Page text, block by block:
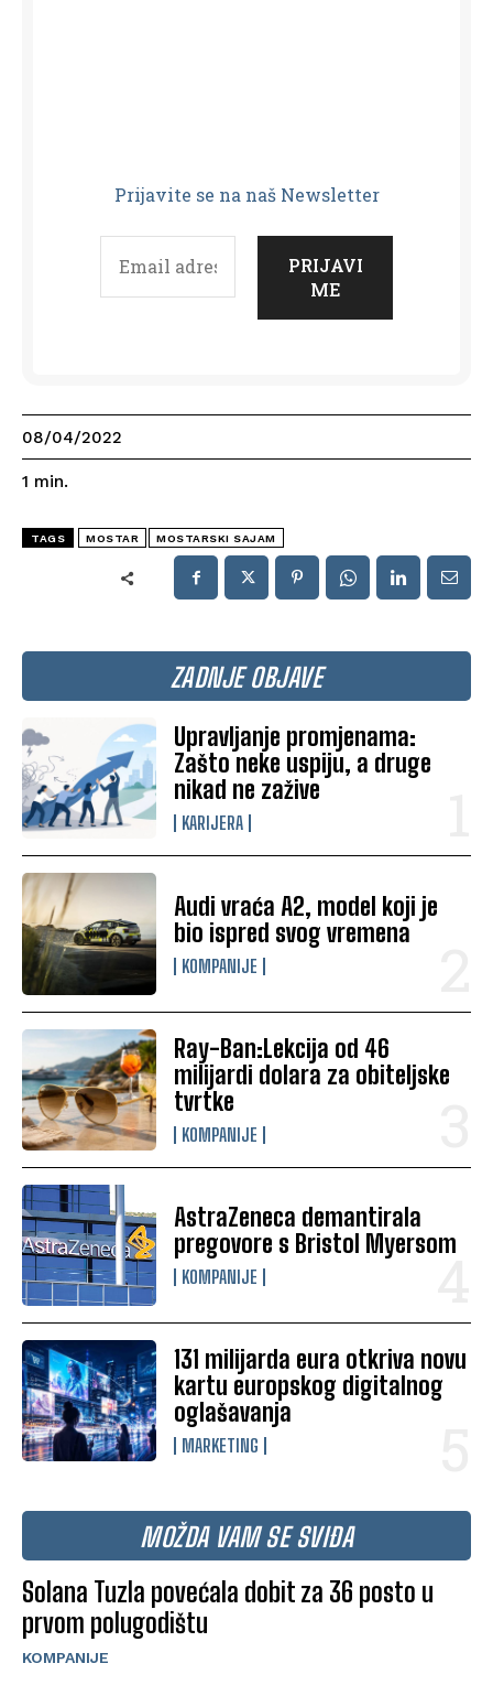
ZADNJE OBJAVE
Upravljanje promjenama:
Zašto neke uspiju, a druge
nikad ne zažive
KARIJERA
Audi vraća A2, model koji je
bio ispred svog vremena
KOMPANIJE
Ray-Ban:Lekcija od 46
milijardi dolara za obiteljske
tvrtke
KOMPANIJE
AstraZeneca demantirala
pregovore s Bristol Myersom
KOMPANIJE
131 milijarda eura otkriva novu
kartu europskog digitalnog
oglašavanja
MARKETING
MOŽDA VAM SE SVIĐA
Solana Tuzla povećala dobit za 36 posto u
prvom polugodištu
KOMPANIJE
Prijavite se na naš Newsletter
08/04/2022
1 min.
TAGS MOSTAR MOSTARSKI SAJAM